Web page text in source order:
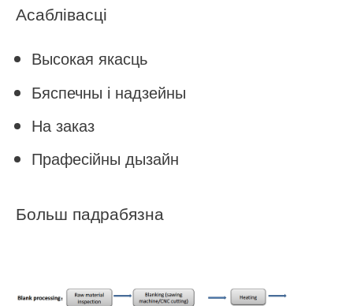
Асаблівасці
Высокая якасць
Бяспечны і надзейны
На заказ
Прафесійны дызайн
Больш падрабязна